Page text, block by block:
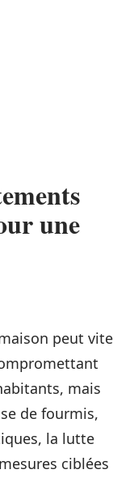
une
peut vite
mais
de fourmis,
la lutte
ciblées